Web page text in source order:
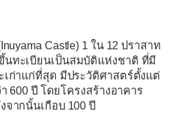
Castle) 1 ใน 12 ปราสาท
ทะเบียนเป็นสมบัติแห่งชาติ ที่มี
ก่าแก่ที่สุด มีประวัติศาสตร์ตั้งแต่
600 ปี โดยโครงสร้างอาคาร
จากนั้นเกือบ 100 ปี